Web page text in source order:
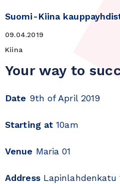
Suomi-Kiina
09.04.2019
Kiina
Your way to
Date 9th of April 2019
Starting at 10am
Venue Maria 01
AddressLapinlahdenkatu